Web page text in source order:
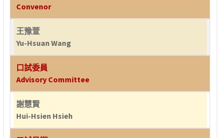
Convenor
王豫萱
Yu-Hsuan Wang
口試委員
Advisory Committee
謝慧賢
Hui-Hsien Hsieh